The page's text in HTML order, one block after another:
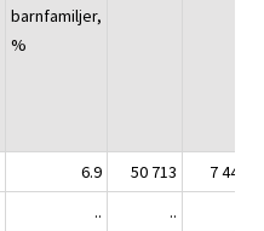
barnfamiljer,
%
6.9 50 713
7 443
.. ..